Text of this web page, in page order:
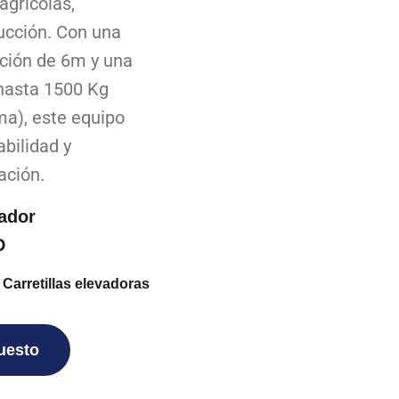
Con una
de 6m y una
1500 Kg
este equipo
y
Carretillas elevadoras